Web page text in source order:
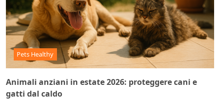
Pets Healthy
Animali anziani in estate 2026: proteggere cani e
gatti dal caldo